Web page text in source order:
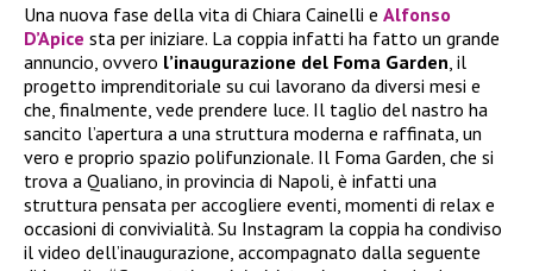
Una nuova fase della vita di Chiara Cainelli e Alfonso
D’Apice sta per iniziare. La coppia infatti ha fatto un grande
annuncio, ovvero l’inaugurazione del Foma Garden , il
progetto imprenditoriale su cui lavorano da diversi mesi e
che, finalmente, vede prendere luce. Il taglio del nastro ha
sancito l’apertura a una struttura moderna e raffinata, un
vero e proprio spazio polifunzionale. Il Foma Garden, che si
trova a Qualiano, in provincia di Napoli, è infatti una
struttura pensata per accogliere eventi, momenti di relax e
occasioni di convivialità. Su Instagram la coppia ha condiviso
il video dell’inaugurazione, accompagnato dalla seguente